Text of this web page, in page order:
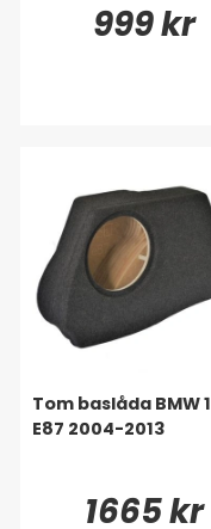
999 kr
Tom baslåda BMW 1
E87 2004-2013
1665 kr